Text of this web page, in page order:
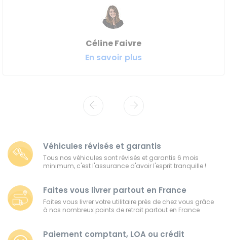
Céline Faivre
En savoir plus
Véhicules révisés et garantis
Tous nos véhicules sont révisés et garantis 6 mois
minimum, c'est l'assurance d'avoir l'esprit tranquille !
Faites vous livrer partout en France
Faites vous livrer votre utilitaire près de chez vous grâce
à nos nombreux points de retrait partout en France
Paiement comptant, LOA ou crédit